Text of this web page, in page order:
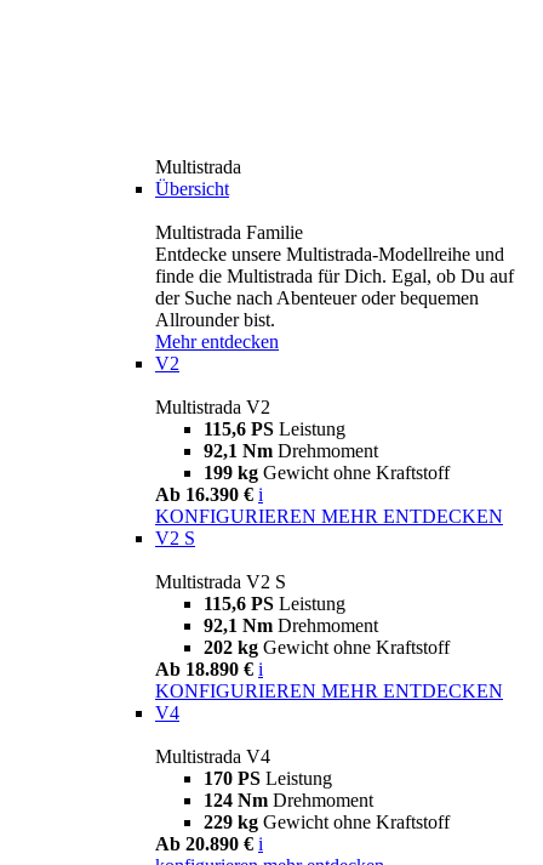
Multistrada
Übersicht
Multistrada Familie
Entdecke unsere Multistrada-Modellreihe und
finde die Multistrada für Dich. Egal, ob Du auf
der Suche nach Abenteuer oder bequemen
Allrounder bist.
Mehr entdecken
V2
Multistrada V2
115,6 PS Leistung
92,1 Nm Drehmoment
199 kg Gewicht ohne Kraftstoff
Ab 16.390 € i
KONFIGURIEREN MEHR ENTDECKEN
V2 S
Multistrada V2 S
115,6 PS Leistung
92,1 Nm Drehmoment
202 kg Gewicht ohne Kraftstoff
Ab 18.890 € i
KONFIGURIEREN MEHR ENTDECKEN
V4
Multistrada V4
170 PS Leistung
124 Nm Drehmoment
229 kg Gewicht ohne Kraftstoff
Ab 20.890 € i